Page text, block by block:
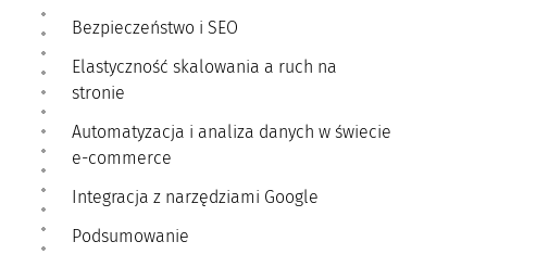
Bezpieczeństwo i SEO
Elastyczność skalowania a ruch na
stronie
Automatyzacja i analiza danych w świecie
e-commerce
Integracja z narzędziami Google
Podsumowanie